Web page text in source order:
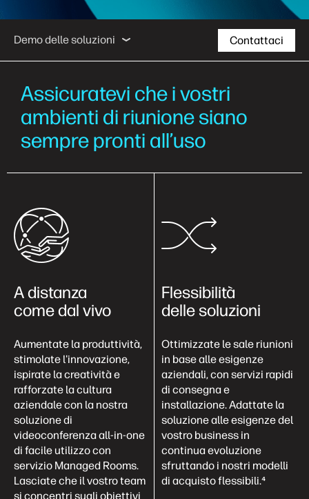
Risultati in termini di business
Il nostro approccio
Demo delle soluzioni
Il nostro approccio
Storie dei clienti
Contattaci
Assicuratevi che i vostri
ambienti di riunione siano
sempre pronti all’uso
A distanza
come dal vivo
Aumentate la produttività,
stimolate l'innovazione,
ispirate la creatività e
rafforzate la cultura
aziendale con la nostra
soluzione di
videoconferenza all-in-one
di facile utilizzo con
servizio Managed Rooms.
Lasciate che il vostro team
si concentri sugli obiettivi
Flessibilità
delle soluzioni
Ottimizzate le sale riunioni
in base alle esigenze
aziendali, con servizi rapidi
di consegna e
installazione. Adattate la
soluzione alle esigenze del
vostro business in
continua evoluzione
sfruttando i nostri modelli
di acquisto flessibili.⁴